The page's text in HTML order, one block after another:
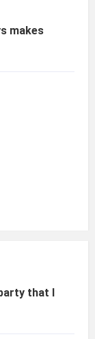
makes
that I